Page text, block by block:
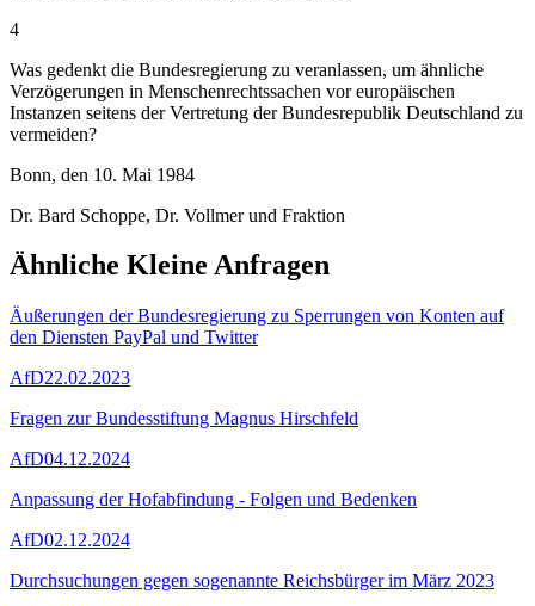
4
Was gedenkt die Bundesregierung zu veranlassen, um ähnliche
Verzögerungen in Menschenrechtssachen vor europäischen
Instanzen seitens der Vertretung der Bundesrepublik Deutschland zu
vermeiden?
Bonn, den 10. Mai 1984
Dr. Bard Schoppe, Dr. Vollmer und Fraktion
Ähnliche Kleine Anfragen
Äußerungen der Bundesregierung zu Sperrungen von Konten auf
den Diensten PayPal und Twitter
AfD22.02.2023
Fragen zur Bundesstiftung Magnus Hirschfeld
AfD04.12.2024
Anpassung der Hofabfindung - Folgen und Bedenken
AfD02.12.2024
Durchsuchungen gegen sogenannte Reichsbürger im März 2023